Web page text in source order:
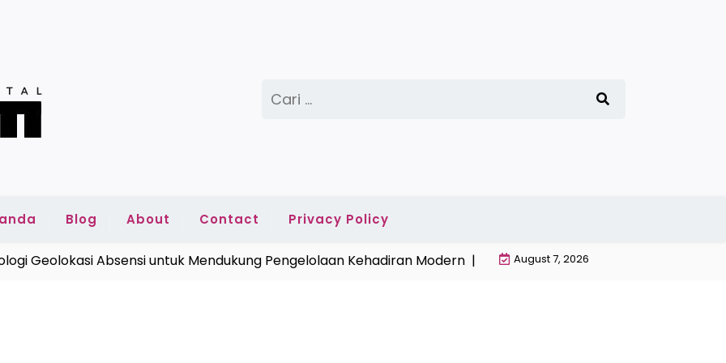
untuk:
Blog About Contact Privacy Policy
Absensi untuk Mendukung Pengelolaan Kehadiran Modern |Penyebab Gabah Banyak Terbuang Saat
August 7, 2026